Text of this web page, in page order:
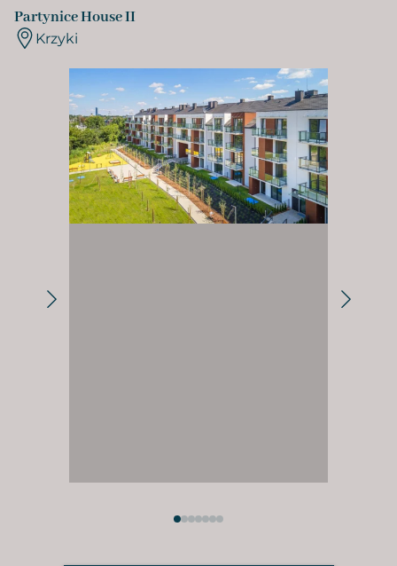
Partynice House II
Krzyki